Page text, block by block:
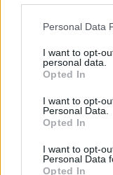
Personal Data
I want to opt-
personal data.
Opted In
I want to opt-
Personal Data.
Opted In
I want to opt-
Personal Data
Opted In
háború